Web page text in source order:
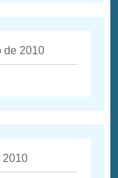
de 2010
2010